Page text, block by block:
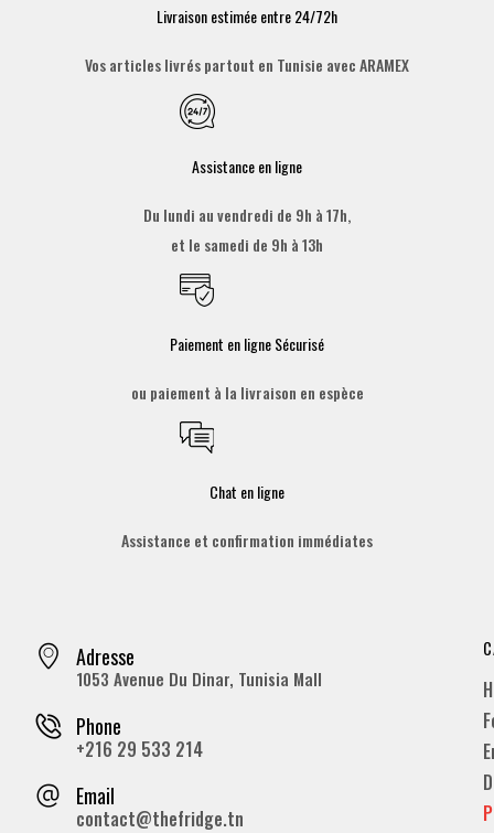
Livraison estimée entre 24/72h
Vos articles livrés partout en Tunisie avec ARAMEX
Assistance en ligne
Du lundi au vendredi de 9h à 17h,
et le samedi de 9h à 13h
Paiement en ligne Sécurisé
ou paiement à la livraison en espèce
Chat en ligne
Assistance et confirmation immédiates
Adresse
1053 Avenue Du Dinar, Tunisia Mall
Phone
+216 29 533 214
Email
contact@thefridge.tn